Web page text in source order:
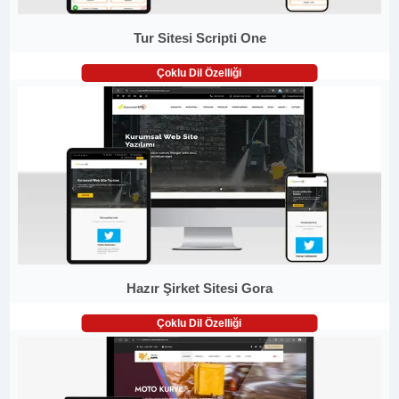
Tur Sitesi Scripti One
Çoklu Dil Özelliği
Hazır Şirket Sitesi Gora
Çoklu Dil Özelliği